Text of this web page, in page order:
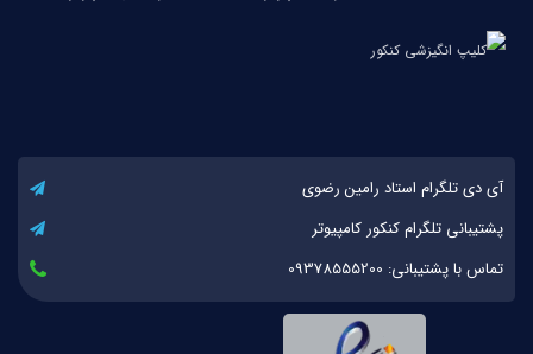
آی دی تلگرام استاد رامین رضوی
پشتیبانی تلگرام کنکور کامپیوتر
تماس با پشتیبانی: 09378555200